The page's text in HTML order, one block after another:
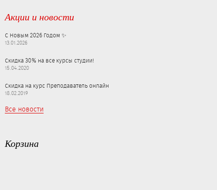
Акции и новости
С Новым 2026 Годом ✨
13.01.2026
Скидка 30% на все курсы студии!
15.04.2020
Скидка на курс Преподаватель онлайн
18.02.2019
Все новости
Корзина